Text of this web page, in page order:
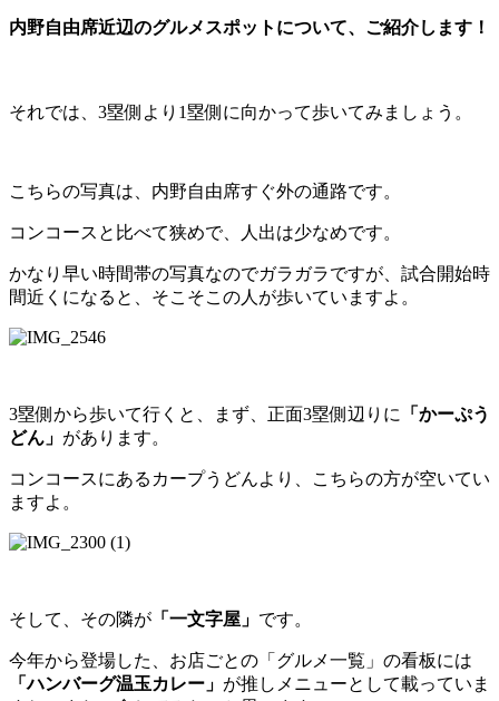
内野自由席近辺のグルメスポットについて、ご紹介します！
それでは、3塁側より1塁側に向かって歩いてみましょう。
こちらの写真は、内野自由席すぐ外の通路です。
コンコースと比べて狭めで、人出は少なめです。
かなり早い時間帯の写真なのでガラガラですが、試合開始時
間近くになると、そこそこの人が歩いていますよ。
3塁側から歩いて行くと、まず、正面3塁側辺りに
「かーぷう
どん」 があります。
コンコースにあるカープうどんより、こちらの方が空いてい
ますよ。
そして、その隣が 「一文字屋」 です。
今年から登場した、お店ごとの「グルメ一覧」の看板には
「ハンバーグ温玉カレー」 が推しメニューとして載っていま